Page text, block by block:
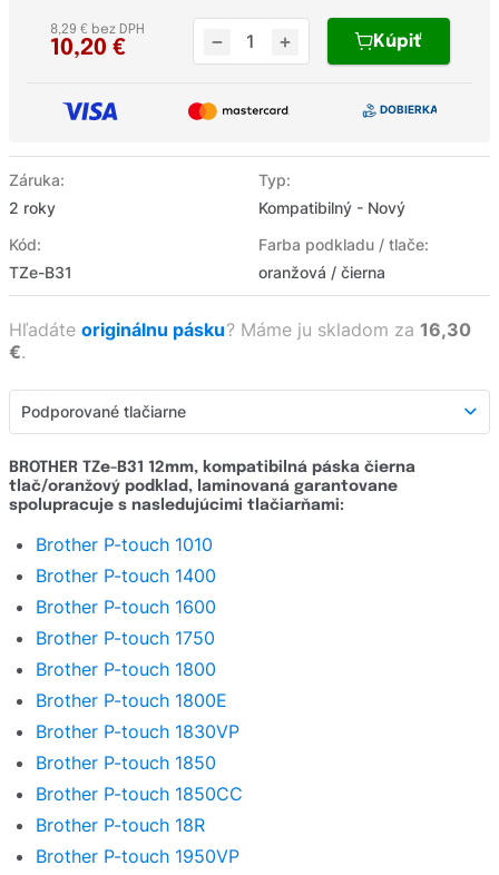
Záruka:
2 roky
Typ:
Kompatibilný - Nový
Kód:
TZe-B31
Farba podkladu / tlače:
oranžová / čierna
10,20 €
8,29 € bez DPH
Kúpiť
Hľadáte originálnu pásku? Máme ju skladom za 16,30
€.
Podporované tlačiarne
Detailný popis
Hodnotenie e-shopu
Opýtať sa
BROTHER TZe-B31 12mm, kompatibilná páska čierna
tlač/oranžový podklad, laminovaná garantovane
spolupracuje s nasledujúcimi tlačiarňami:
Brother P-touch 1010
Brother P-touch 1400
Brother P-touch 1600
Brother P-touch 1750
Brother P-touch 1800
Brother P-touch 1800E
Brother P-touch 1830VP
Brother P-touch 1850
Brother P-touch 1850CC
Brother P-touch 18R
Brother P-touch 1950VP